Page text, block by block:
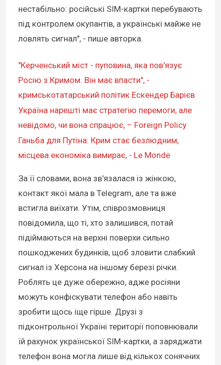
нестабільно: російські SIM-картки перебувають
під контролем окупантів, а українські майже не
ловлять сигнал", - пише авторка.
"Керченський міст - пуповина, яка пов'язує
Росію з Кримом. Він має впасти", -
кримськотатарський політик Ескендер Барієв
Україна нарешті має стратегію перемоги, але
невідомо, чи вона спрацює, – Foreign Policy
Ганьба для Путіна: Крим стає безлюдним,
місцева економіка вимирає, - Le Monde
За її словами, вона зв'язалася із жінкою,
контакт якої мала в Telegram, але та вже
встигла виїхати. Утім, співрозмовниця
повідомила, що ті, хто залишився, потай
підіймаються на верхні поверхи сильно
пошкоджених будинків, щоб зловити слабкий
сигнал із Херсона на іншому березі річки.
Роблять це дуже обережно, адже росіяни
можуть конфіскувати телефон або навіть
зробити щось іще гірше. Друзі з
підконтрольної Україні території поповнювали
їй рахунок української SIM-картки, а заряджати
телефон вона могла лише від кількох сонячних